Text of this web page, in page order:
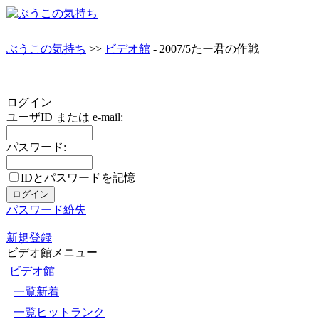
ぶうこの気持ち >> ビデオ館 - 2007/5たー君の作戦
ログイン
ユーザID または e-mail:
パスワード:
IDとパスワードを記憶
パスワード紛失
新規登録
ビデオ館メニュー
ビデオ館
一覧新着
一覧ヒットランク